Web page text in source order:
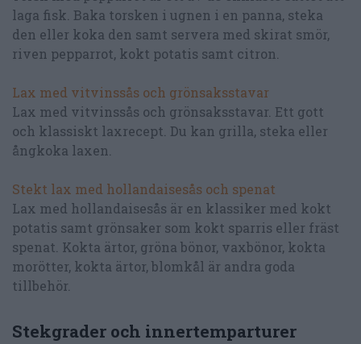
laga fisk. Baka torsken i ugnen i en panna, steka
den eller koka den samt servera med skirat smör,
riven pepparrot, kokt potatis samt citron.
Lax med vitvinssås och grönsaksstavar
Lax med vitvinssås och grönsaksstavar. Ett gott
och klassiskt laxrecept. Du kan grilla, steka eller
ångkoka laxen.
Stekt lax med hollandaisesås och spenat
Lax med hollandaisesås är en klassiker med kokt
potatis samt grönsaker som kokt sparris eller fräst
spenat. Kokta ärtor, gröna bönor, vaxbönor, kokta
morötter, kokta ärtor, blomkål är andra goda
tillbehör.
Stekgrader och innertemparturer